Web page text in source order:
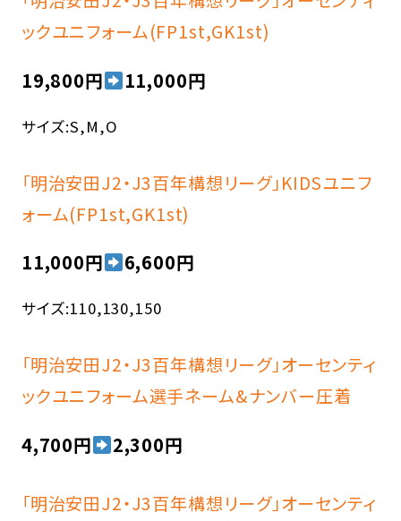
ックユニフォーム(FP1st,GK1st)
19,800円 11,000円
サイズ:S,M,O
「明治安田J2・J3百年構想リーグ」KIDSユニフ
ォーム(FP1st,GK1st)
11,000円 6,600円
サイズ:110,130,150
「明治安田J2・J3百年構想リーグ」オーセンティ
ックユニフォーム選手ネーム&ナンバー圧着
4,700円 2,300円
「明治安田J2・J3百年構想リーグ」オーセンティ